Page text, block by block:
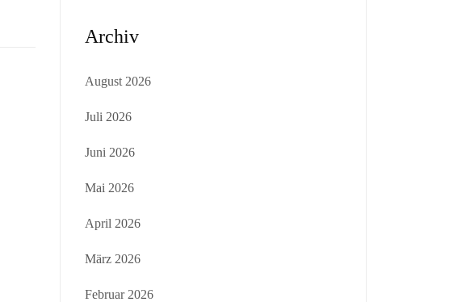
Archiv
August 2026
Juli 2026
Juni 2026
Mai 2026
April 2026
März 2026
Februar 2026